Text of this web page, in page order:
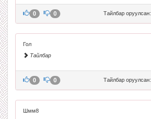
Тайлбар оруулсан:
0 0
Гол
Тайлбар
Тайлбар оруулсан:
0 0
Шмм8